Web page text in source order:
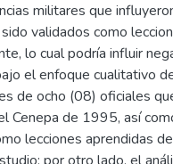
militares que
validados como
lo cual podría influir
el enfoque cualitativo
de ocho (08) oficiales
Cenepa de 1995, así
lecciones aprendidas